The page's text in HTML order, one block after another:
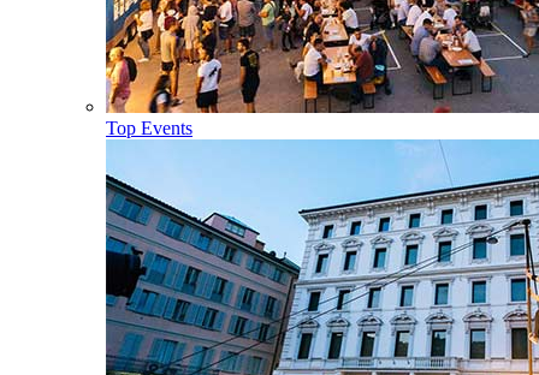
Top Events